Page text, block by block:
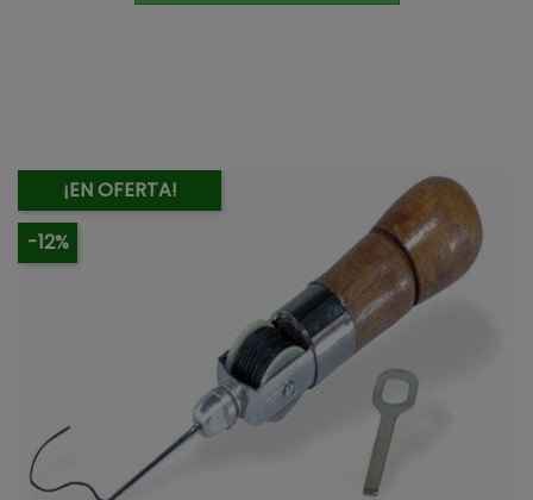
¡EN OFERTA!
-12%